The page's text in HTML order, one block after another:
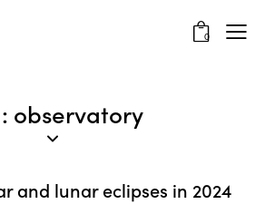
0
observatory
and lunar eclipses in 2024